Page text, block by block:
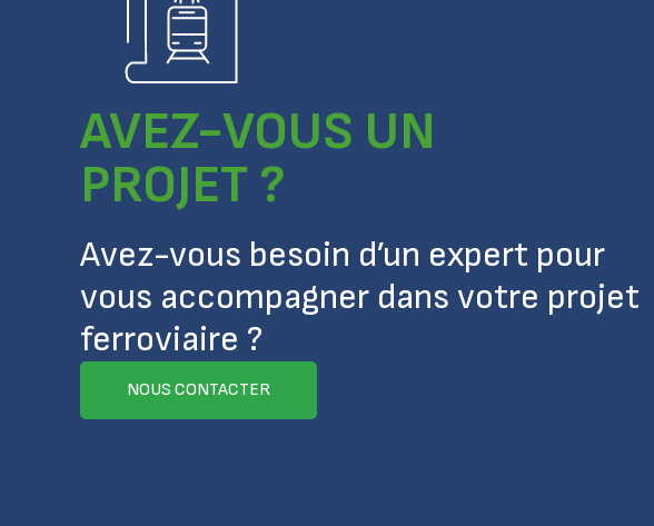
AVEZ-VOUS UN
PROJET ?
Avez-vous besoin d’un expert pour
vous accompagner dans votre projet
ferroviaire ?
NOUS CONTACTER